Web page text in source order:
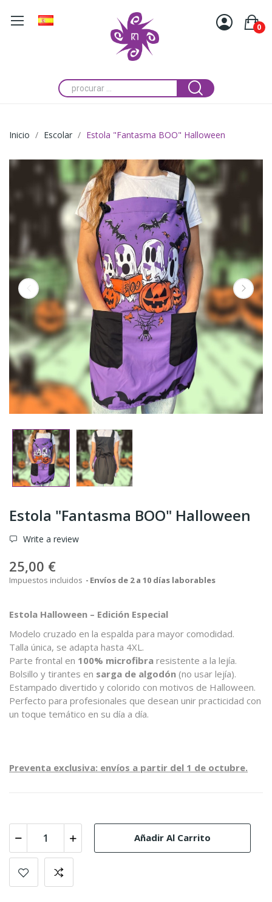
0
Inicio Escolar Estola "Fantasma BOO" Halloween
Estola "Fantasma BOO" Halloween
Write a review
25,00 €
Impuestos incluidos Envíos de 2 a 10 días laborables
Estola Halloween – Edición Especial
Modelo cruzado en la espalda para mayor comodidad.
Talla única, se adapta hasta 4XL.
Parte frontal en 100% microfibra resistente a la lejía.
Bolsillo y tirantes en sarga de algodón (no usar lejía).
Estampado divertido y colorido con motivos de Halloween.
Perfecto para profesionales que desean unir practicidad con
un toque temático en su día a día.
Preventa exclusiva: envíos a partir del 1 de octubre.
Añadir Al Carrito